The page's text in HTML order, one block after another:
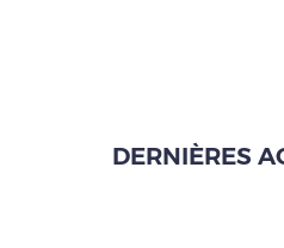
DERNIÈRES